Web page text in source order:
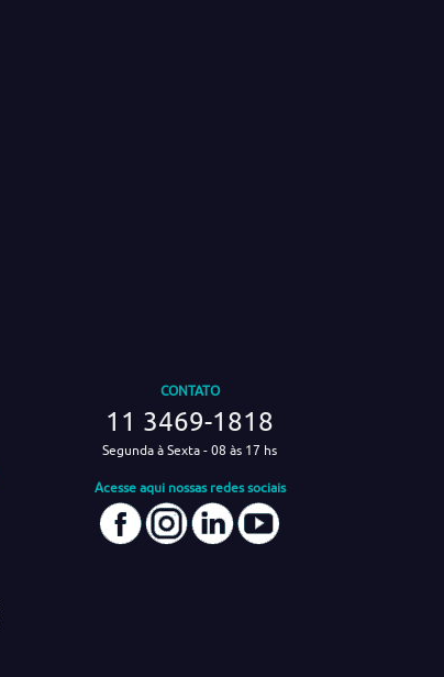
CONTATO
11 3469-1818
Segunda à Sexta - 08 às 17 hs
Acesse aqui nossas redes sociais